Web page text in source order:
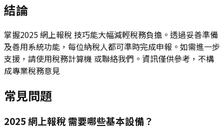
結論
掌握2025 網上報稅 技巧能大幅減輕稅務負擔。透過妥善準備
及善用系統功能，每位納稅人都可準時完成申報。如需進一步
支援，請使用稅務計算機 或聯絡我們。資訊僅供參考，不構
成專業稅務意見
常見問題
2025 網上報稅 需要哪些基本設備？